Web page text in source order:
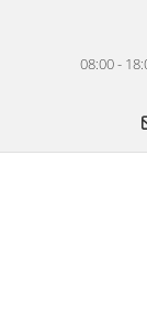
08:00 -